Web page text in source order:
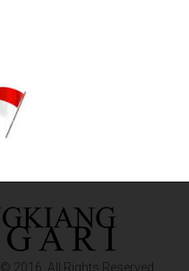
© 2016. All Rights Reserved.